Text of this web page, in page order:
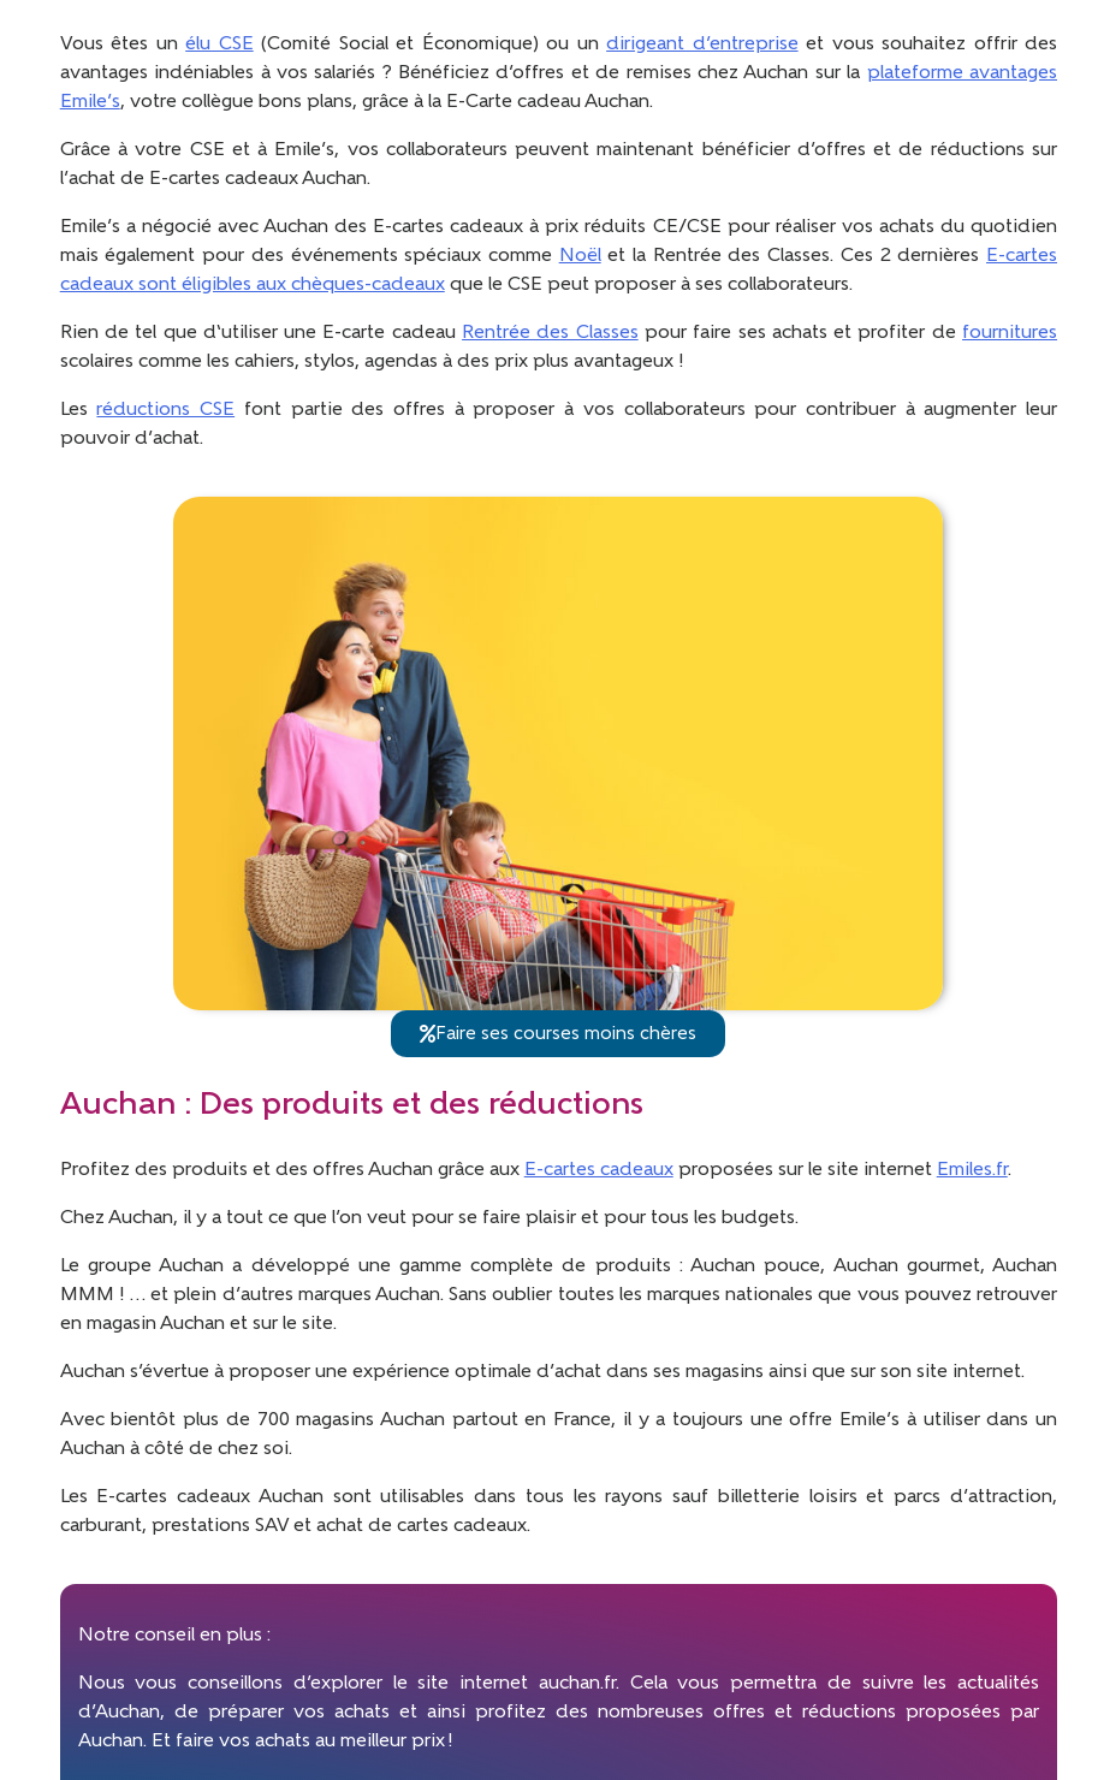
Vous êtes unélu CSE (Comité Social et Économique) ou undirigeant d’entreprise et vous souhaitez offrir des
avantages indéniables à vos salariés ? Bénéficiez d’offres et de remises chez Auchan sur la plateforme avantages
Emile’s, votre collègue bons plans, grâce à la E-Carte cadeau Auchan.
Grâce à votre CSE et à Emile’s, vos collaborateurs peuvent maintenant bénéficier d’offres et de réductions sur
l’achat de E-cartes cadeaux Auchan.
Emile’s a négocié avec Auchan des E-cartes cadeaux à prix réduits CE/CSE pour réaliser vos achats du quotidien
mais également pour des événements spéciaux comme
Noëlet la Rentrée des Classes. Ces 2 dernières
E-cartes
cadeaux sont éligibles aux chèques-cadeauxque le CSE peut proposer à ses collaborateurs.
Rien de tel que d‘utiliser une E-carte cadeau Rentrée des Classes pour faire ses achats et profiter de fournitures
scolaires comme les cahiers, stylos, agendas à des prix plus avantageux !
Lesréductions CSE font partie des offres à proposer à vos collaborateurs pour contribuer à augmenter leur
pouvoir d’achat.
Faire ses courses moins chères
Auchan : Des produits et des réductions
Profitez des produits et des offres Auchan grâce aux E-cartes cadeauxproposées sur le site internet Emiles.fr.
Chez Auchan, il y a tout ce que l’on veut pour se faire plaisir et pour tous les budgets.
Le groupe Auchan a développé une gamme complète de produits : Auchan pouce, Auchan gourmet, Auchan
MMM ! … et plein d’autres marques Auchan. Sans oublier toutes les marques nationales que vous pouvez retrouver
en magasin Auchan et sur le site.
Auchan s’évertue à proposer une expérience optimale d’achat dans ses magasins ainsi que sur son site internet.
Avec bientôt plus de 700 magasins Auchan partout en France, il y a toujours une offre Emile’s à utiliser dans un
Auchan à côté de chez soi.
Les E-cartes cadeaux Auchan sont utilisables dans tous les rayons sauf billetterie loisirs et parcs d’attraction,
carburant, prestations SAV et achat de cartes cadeaux.
Notre conseil en plus :
Nous vous conseillons d’explorer le site internet auchan.fr. Cela vous permettra de suivre les actualités
d’Auchan, de préparer vos achats et ainsi profitez des nombreuses offres et réductions proposées par
Auchan. Et faire vos achats au meilleur prix !